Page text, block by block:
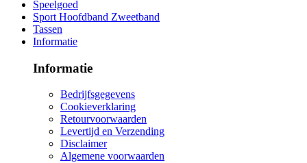
Speelgoed
Sport Hoofdband Zweetband
Tassen
Informatie
Informatie
Bedrijfsgegevens
Cookieverklaring
Retourvoorwaarden
Levertijd en Verzending
Disclaimer
Algemene voorwaarden